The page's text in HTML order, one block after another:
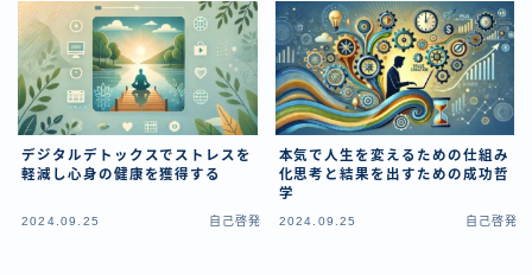
デジタルデトックスでストレスを
軽減し心身の健康を獲得する
2024.09.25 自己啓発
本気で人生を変えるための仕組み
化思考と結果を出すための成功哲
学
2024.09.25 自己啓発